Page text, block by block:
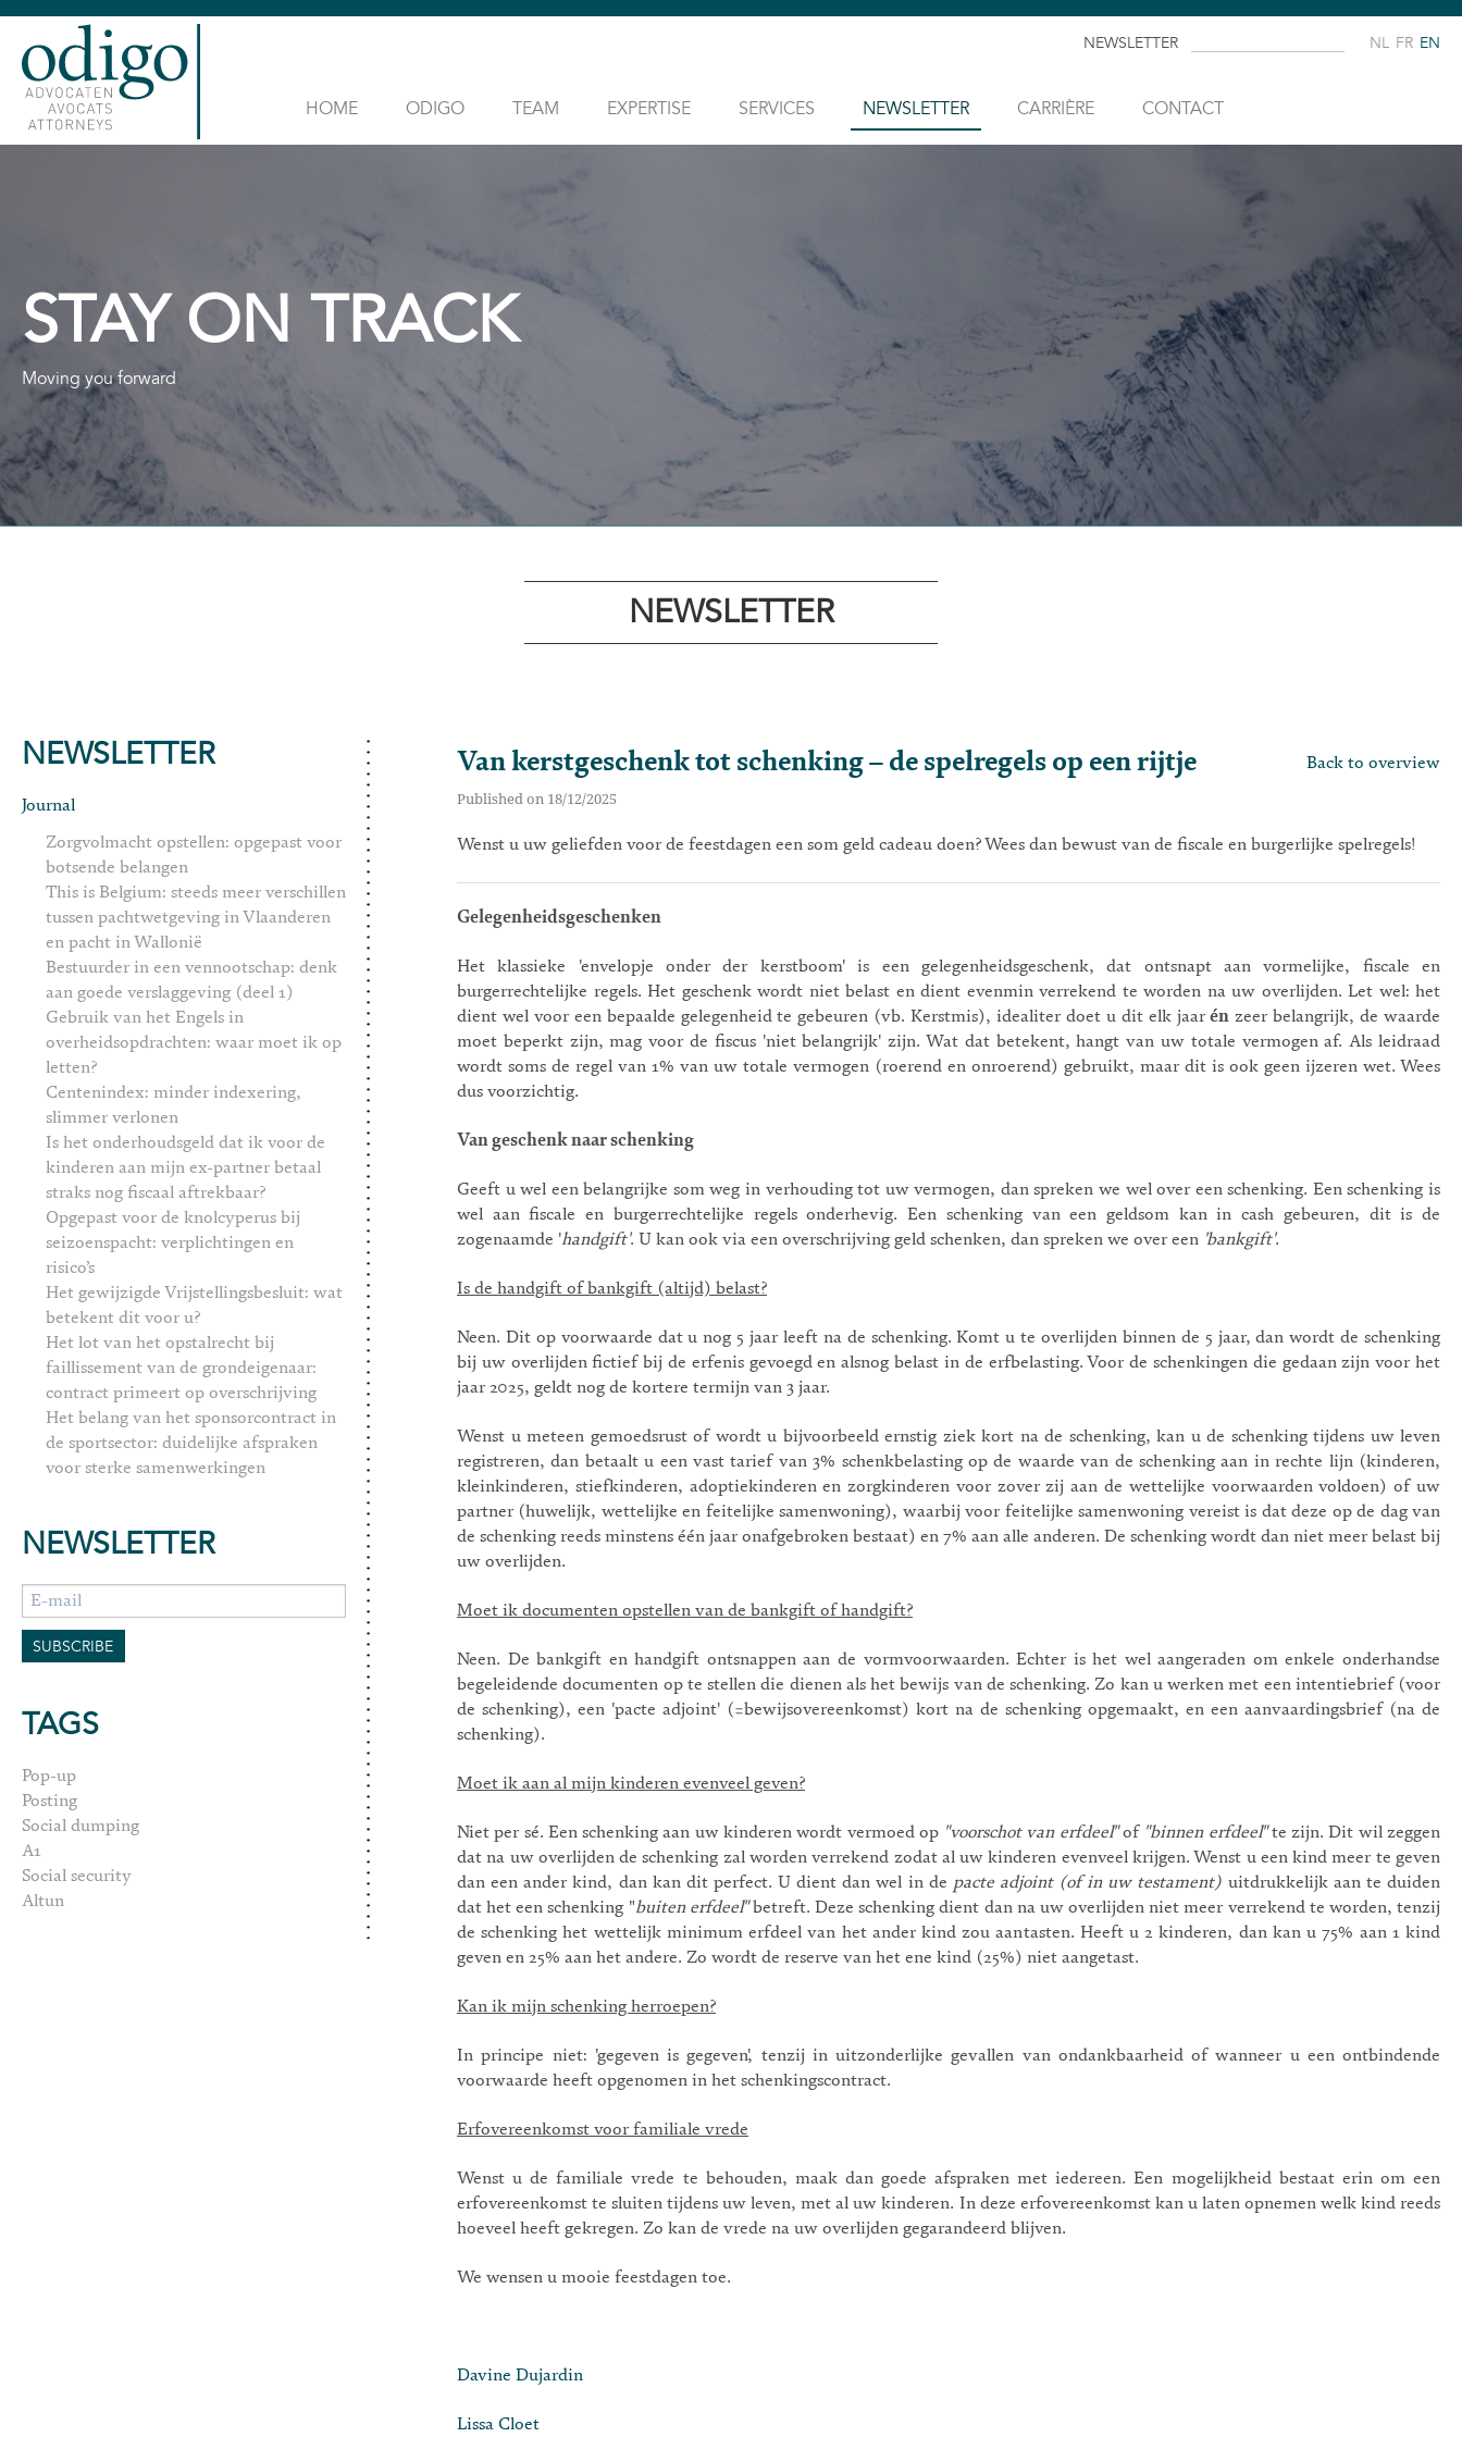
HOME ODIGO TEAM EXPERTISE SERVICES NEWSLETTER CARRIÈRE CONTACT
NEWSLETTER NL FR EN
STAY ON TRACK
Moving you forward
NEWSLETTER
NEWSLETTER
Journal
Zorgvolmacht opstellen: opgepast voor
botsende belangen
This is Belgium: steeds meer verschillen
tussen pachtwetgeving in Vlaanderen
en pacht in Wallonië
Bestuurder in een vennootschap: denk
aan goede verslaggeving (deel 1)
Gebruik van het Engels in
overheidsopdrachten: waar moet ik op
letten?
Centenindex: minder indexering,
slimmer verlonen
Is het onderhoudsgeld dat ik voor de
kinderen aan mijn ex-partner betaal
straks nog fiscaal aftrekbaar?
Opgepast voor de knolcyperus bij
seizoenspacht: verplichtingen en
risico’s
Het gewijzigde Vrijstellingsbesluit: wat
betekent dit voor u?
Het lot van het opstalrecht bij
faillissement van de grondeigenaar:
contract primeert op overschrijving
Het belang van het sponsorcontract in
de sportsector: duidelijke afspraken
voor sterke samenwerkingen
NEWSLETTER
TAGS
Pop-up
Posting
Social dumping
A1
Social security
Altun
Back to overview
Van kerstgeschenk tot schenking – de spelregels op een rijtje
Published on 18/12/2025
Wenst u uw geliefden voor de feestdagen een som geld cadeau doen? Wees dan bewust van de fiscale en burgerlijke spelregels!
Gelegenheidsgeschenken
Het klassieke 'envelopje onder der kerstboom' is een gelegenheidsgeschenk, dat ontsnapt aan vormelijke, fiscale en
burgerrechtelijke regels. Het geschenk wordt niet belast en dient evenmin verrekend te worden na uw overlijden. Let wel: het
dient wel voor een bepaalde gelegenheid te gebeuren (vb. Kerstmis), idealiter doet u dit elk jaarén zeer belangrijk, de waarde
moet beperkt zijn, mag voor de fiscus 'niet belangrijk' zijn. Wat dat betekent, hangt van uw totale vermogen af. Als leidraad
wordt soms de regel van 1% van uw totale vermogen (roerend en onroerend) gebruikt, maar dit is ook geen ijzeren wet. Wees
dus voorzichtig.
Van geschenk naar schenking
Geeft u wel een belangrijke som weg in verhouding tot uw vermogen, dan spreken we wel over een schenking. Een schenking is
wel aan fiscale en burgerrechtelijke regels onderhevig. Een schenking van een geldsom kan in cash gebeuren, dit is de
zogenaamde 'handgift'. U kan ook via een overschrijving geld schenken, dan spreken we over een 'bankgift'.
Is de handgift of bankgift (altijd) belast?
Neen. Dit op voorwaarde dat u nog 5 jaar leeft na de schenking. Komt u te overlijden binnen de 5 jaar, dan wordt de schenking
bij uw overlijden fictief bij de erfenis gevoegd en alsnog belast in de erfbelasting. Voor de schenkingen die gedaan zijn voor het
jaar 2025, geldt nog de kortere termijn van 3 jaar.
Wenst u meteen gemoedsrust of wordt u bijvoorbeeld ernstig ziek kort na de schenking, kan u de schenking tijdens uw leven
registreren, dan betaalt u een vast tarief van 3% schenkbelasting op de waarde van de schenking aan in rechte lijn (kinderen,
kleinkinderen, stiefkinderen, adoptiekinderen en zorgkinderen voor zover zij aan de wettelijke voorwaarden voldoen) of uw
partner (huwelijk, wettelijke en feitelijke samenwoning), waarbij voor feitelijke samenwoning vereist is dat deze op de dag van
de schenking reeds minstens één jaar onafgebroken bestaat) en 7% aan alle anderen. De schenking wordt dan niet meer belast bij
uw overlijden.
Moet ik documenten opstellen van de bankgift of handgift?
Neen. De bankgift en handgift ontsnappen aan de vormvoorwaarden. Echter is het wel aangeraden om enkele onderhandse
begeleidende documenten op te stellen die dienen als het bewijs van de schenking. Zo kan u werken met een intentiebrief (voor
de schenking), een 'pacte adjoint' (=bewijsovereenkomst) kort na de schenking opgemaakt, en een aanvaardingsbrief (na de
schenking).
Moet ik aan al mijn kinderen evenveel geven?
Niet per sé. Een schenking aan uw kinderen wordt vermoed op "voorschot van erfdeel"of "binnen erfdeel"te zijn. Dit wil zeggen
dat na uw overlijden de schenking zal worden verrekend zodat al uw kinderen evenveel krijgen. Wenst u een kind meer te geven
dan een ander kind, dan kan dit perfect. U dient dan wel in de pacte adjoint (of in uw testament) uitdrukkelijk aan te duiden
dat het een schenking "buiten erfdeel"betreft. Deze schenking dient dan na uw overlijden niet meer verrekend te worden, tenzij
de schenking het wettelijk minimum erfdeel van het ander kind zou aantasten. Heeft u 2 kinderen, dan kan u 75% aan 1 kind
geven en 25% aan het andere. Zo wordt de reserve van het ene kind (25%) niet aangetast.
Kan ik mijn schenking herroepen?
In principe niet: 'gegeven is gegeven', tenzij in uitzonderlijke gevallen van ondankbaarheid of wanneer u een ontbindende
voorwaarde heeft opgenomen in het schenkingscontract.
Erfovereenkomst voor familiale vrede
Wenst u de familiale vrede te behouden, maak dan goede afspraken met iedereen. Een mogelijkheid bestaat erin om een
erfovereenkomst te sluiten tijdens uw leven, met al uw kinderen. In deze erfovereenkomst kan u laten opnemen welk kind reeds
hoeveel heeft gekregen. Zo kan de vrede na uw overlijden gegarandeerd blijven.
We wensen u mooie feestdagen toe.
Davine Dujardin
Lissa Cloet